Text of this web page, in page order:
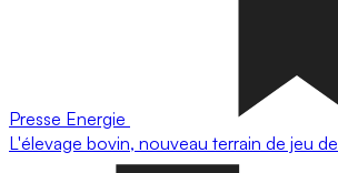
Presse Energie
L'élevage bovin, nouveau terrain de jeu de